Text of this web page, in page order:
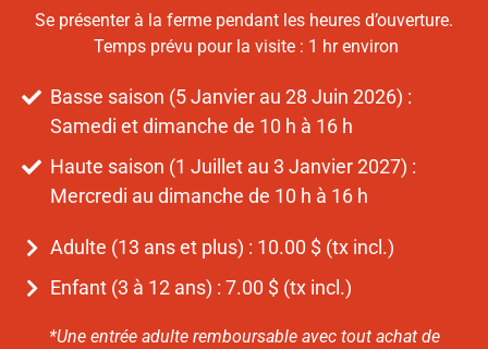
Se présenter à la ferme pendant les heures d’ouverture.
Temps prévu pour la visite : 1 hr environ
Basse saison (5 Janvier au 28 Juin 2026) :
Samedi et dimanche de 10 h à 16 h
Haute saison (1 Juillet au 3 Janvier 2027) :
Mercredi au dimanche de 10 h à 16 h
Adulte (13 ans et plus) : 10.00 $ (tx incl.)
Enfant (3 à 12 ans) : 7.00 $ (tx incl.)
*Une entrée adulte remboursable avec tout achat de